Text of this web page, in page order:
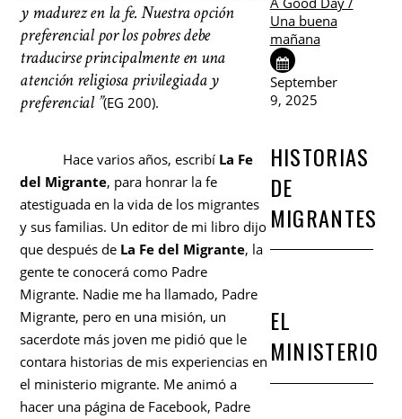
y madurez en la fe. Nuestra opción
preferencial por los pobres debe
traducirse principalmente en una
atención religiosa privilegiada y
preferencial ”(EG 200).
Hace varios años, escribí La Fe
del Migrante, para honrar la fe
atestiguada en la vida de los migrantes
y sus familias. Un editor de mi libro dijo
que después de La Fe del Migrante, la
gente te conocerá como Padre
Migrante. Nadie me ha llamado, Padre
Migrante, pero en una misión, un
sacerdote más joven me pidió que le
contara historias de mis experiencias en
el ministerio migrante. Me animó a
hacer una página de Facebook, Padre
Una buena
mañana
September
9, 2025
HISTORIAS
DE
MIGRANTES
EL
MINISTERIO